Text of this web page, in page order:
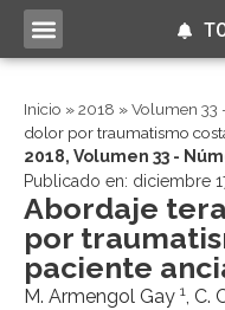
Inicio »2018 »Volumen 33
dolor por traumatismo
2018, Volumen 33 -
Publicado en: diciembre
Abordaje
por
paciente
M. Armengol Gay 1, C.